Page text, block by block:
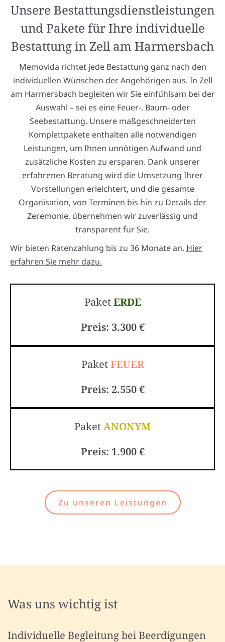
Unsere Bestattungsdienstleistungen
und Pakete für Ihre individuelle
Bestattung in Zell am Harmersbach
Memovida richtet jede Bestattung ganz nach den
individuellen Wünschen der Angehörigen aus. In Zell
am Harmersbach begleiten wir Sie einfühlsam bei der
Auswahl – sei es eine Feuer-, Baum- oder
Seebestattung. Unsere maßgeschneiderten
Komplettpakete enthalten alle notwendigen
Leistungen, um Ihnen unnötigen Aufwand und
zusätzliche Kosten zu ersparen. Dank unserer
erfahrenen Beratung wird die Umsetzung Ihrer
Vorstellungen erleichtert, und die gesamte
Organisation, von Terminen bis hin zu Details der
Zeremonie, übernehmen wir zuverlässig und
transparent für Sie.
Wir bieten Ratenzahlung bis zu 36 Monate an. Hier
erfahren Sie mehr dazu.
PaketERDE
Preis: 3.300 €
PaketFEUER
Preis: 2.550 €
PaketANONYM
Preis: 1.900 €
Zu unseren Leistungen
Was uns wichtig ist
Individuelle Begleitung bei Beerdigungen